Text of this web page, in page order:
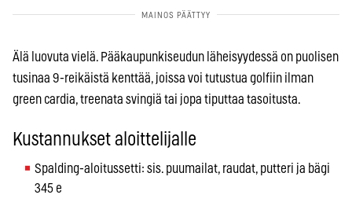
Älä luovuta vielä. Pääkaupunkiseudun läheisyydessä on puolisen
tusinaa 9-reikäistä kenttää, joissa voi tutustua golfiin ilman
green cardia, treenata svingiä tai jopa tiputtaa tasoitusta.
Kustannukset aloittelijalle
Spalding-aloitussetti: sis. puumailat, raudat, putteri ja bägi
345 e